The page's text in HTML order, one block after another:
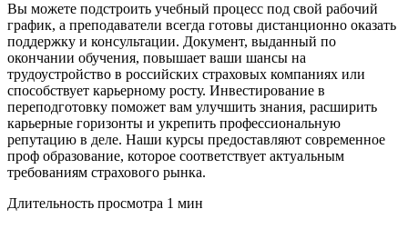
Вы можете подстроить учебный процесс под свой рабочий
график, а преподаватели всегда готовы дистанционно оказать
поддержку и консультации. Документ, выданный по
окончании обучения, повышает ваши шансы на
трудоустройство в российских страховых компаниях или
способствует карьерному росту. Инвестирование в
переподготовку поможет вам улучшить знания, расширить
карьерные горизонты и укрепить профессиональную
репутацию в деле. Наши курсы предоставляют современное
проф образование, которое соответствует актуальным
требованиям страхового рынка.
Длительность просмотра 1 мин